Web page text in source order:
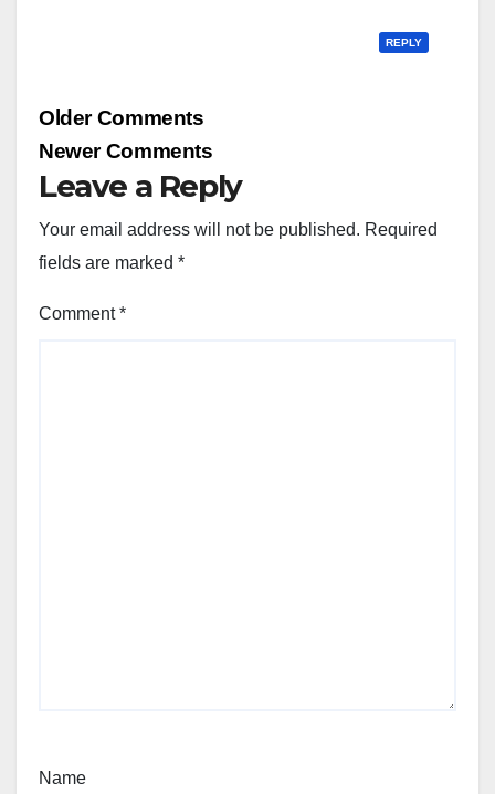
REPLY
Comment
Older Comments
Newer Comments
Leave a Reply
Your email address will not be published. Required
fields are marked *
Comment*
Name